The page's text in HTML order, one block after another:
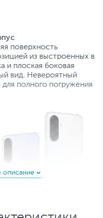
поверхность
из выстроенных в
и плоская боковая
вид. Невероятный
полного погружения